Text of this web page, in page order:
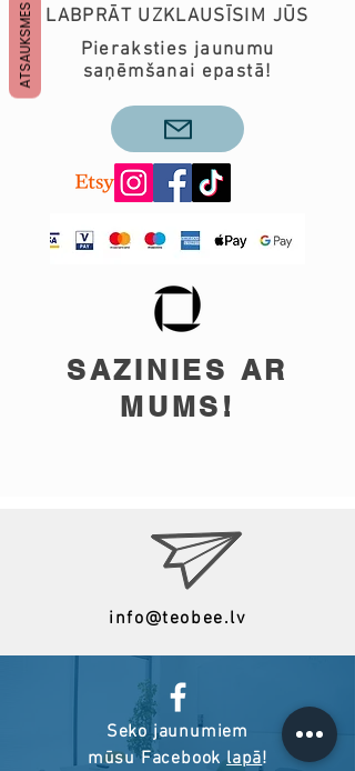
LABPRĀT UZKLAUSĪSIM JŪS
Pieraksties jaunumu
saņēmšanai epastā!
SAZINIES AR
MUMS!
info@teobee.lv
Seko jaunumiem
mūsu Facebooklapā!
ATSAUKSMES